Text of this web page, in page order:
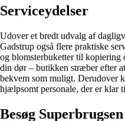
Serviceydelser
Udover et bredt udvalg af
Gadstrup også flere praktiske
og blomsterbuketter til
din dør – butikken stræber efter
bekvem som muligt. Derudover
hjælpsomt personale, der er klar
Besøg